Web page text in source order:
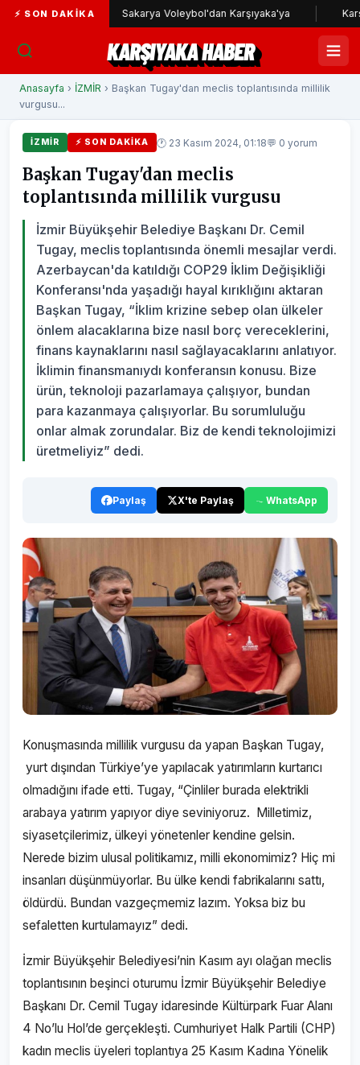
⚡ SON DAKIKASakarya Voleybol'dan Karşıyaka'ya Karşıyaka
KARŞIYAKA HABER
Anasayfa › İZMİR › Başkan Tugay'dan meclis toplantısında millilik
vurgusu...
İZMİR ⚡ SON DAKIKA 🕐 23 Kasım 2024, 01:18💬 0 yorum
Başkan Tugay'dan meclis
toplantısında millilik vurgusu
İzmir Büyükşehir Belediye Başkanı Dr. Cemil
Tugay, meclis toplantısında önemli mesajlar verdi.
Azerbaycan'da katıldığı COP29 İklim Değişikliği
Konferansı'nda yaşadığı hayal kırıklığını aktaran
Başkan Tugay, “İklim krizine sebep olan ülkeler
önlem alacaklarına bize nasıl borç vereceklerini,
finans kaynaklarını nasıl sağlayacaklarını anlatıyor.
İklimin finansmanıydı konferansın konusu. Bize
ürün, teknoloji pazarlamaya çalışıyor, bundan
para kazanmaya çalışıyorlar. Bu sorumluluğu
onlar almak zorundalar. Biz de kendi teknolojimizi
üretmeliyiz” dedi.
Paylaş X'te Paylaş WhatsApp
Konuşmasında millilik vurgusu da yapan Başkan Tugay,
yurt dışından Türkiye’ye yapılacak yatırımların kurtarıcı
olmadığını ifade etti. Tugay, “Çinliler burada elektrikli
arabaya yatırım yapıyor diye seviniyoruz. Milletimiz,
siyasetçilerimiz, ülkeyi yönetenler kendine gelsin.
Nerede bizim ulusal politikamız, milli ekonomimiz? Hiç mi
insanları düşünmüyorlar. Bu ülke kendi fabrikalarını sattı,
öldürdü. Bundan vazgeçmemiz lazım. Yoksa biz bu
sefaletten kurtulamayız” dedi.
İzmir Büyükşehir Belediyesi’nin Kasım ayı olağan meclis
toplantısının beşinci oturumu İzmir Büyükşehir Belediye
Başkanı Dr. Cemil Tugay idaresinde Kültürpark Fuar Alanı
4 No’lu Hol’de gerçekleşti. Cumhuriyet Halk Partili (CHP)
kadın meclis üyeleri toplantıya 25 Kasım Kadına Yönelik